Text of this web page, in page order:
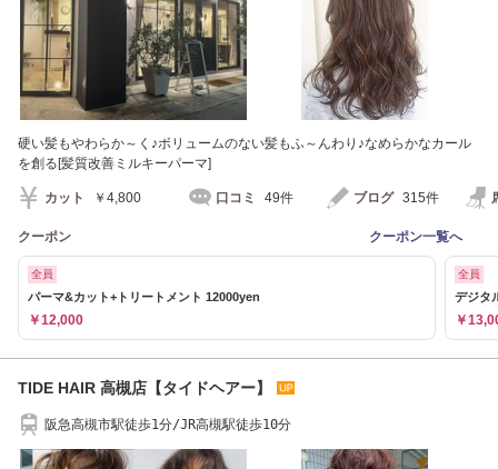
硬い髪もやわらか～く♪ボリュームのない髪もふ～んわり♪なめらかなカール
を創る[髪質改善ミルキーパーマ]
カット ￥4,800 口コミ 49件 ブログ 315件
クーポン クーポン一覧へ
全員
パーマ&カット+トリートメント 12000yen
￥12,000
全員
デジタ
￥
TIDE HAIR 高槻店【タイドヘアー】
阪急高槻市駅徒歩1分/JR高槻駅徒歩10分